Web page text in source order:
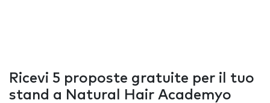
Ricevi 5 proposte gratuite per il tuo
stand a Natural Hair Academyo